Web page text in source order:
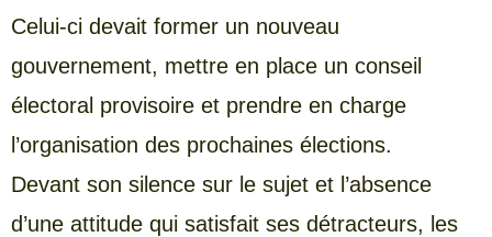
Celui-ci devait former un nouveau
gouvernement, mettre en place un conseil
électoral provisoire et prendre en charge
l’organisation des prochaines élections.
Devant son silence sur le sujet et l’absence
d’une attitude qui satisfait ses détracteurs, les